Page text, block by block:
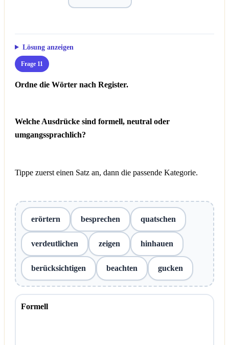
Lösung anzeigen
Frage 11
Ordne die Wörter nach Register.
Welche Ausdrücke sind formell, neutral oder
umgangssprachlich?
Tippe zuerst einen Satz an, dann die passende Kategorie.
erörtern besprechen quatschen
verdeutlichen zeigen hinhauen
berücksichtigen beachten gucken
Formell